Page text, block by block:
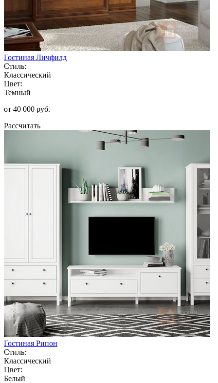
Гостиная Личфилд
Стиль:
Классический
Цвет:
Темный
от 40 000 руб.
Рассчитать
Гостиная Рипон
Стиль:
Классический
Цвет:
Белый